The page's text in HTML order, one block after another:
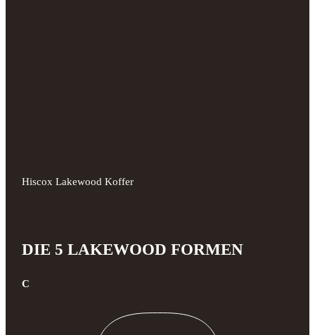
Hiscox Lakewood Koffer
DIE 5 LAKEWOOD FORMEN
C